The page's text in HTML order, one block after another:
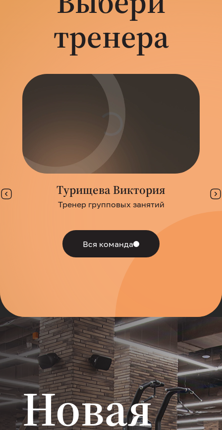
тренера
Турищева Виктория
Тренер групповых занятий
Вся команда
Новая